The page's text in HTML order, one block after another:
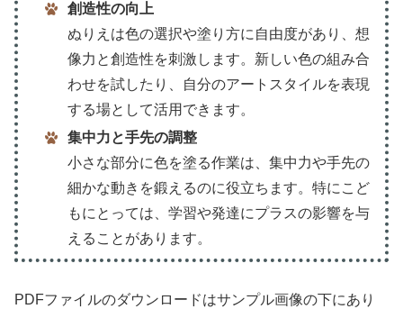
創造性の向上
ぬりえは色の選択や塗り方に自由度があり、想
像力と創造性を刺激します。新しい色の組み合
わせを試したり、自分のアートスタイルを表現
する場として活用できます。
集中力と手先の調整
小さな部分に色を塗る作業は、集中力や手先の
細かな動きを鍛えるのに役立ちます。特にこど
もにとっては、学習や発達にプラスの影響を与
えることがあります。
PDFファイルのダウンロードはサンプル画像の下にあり